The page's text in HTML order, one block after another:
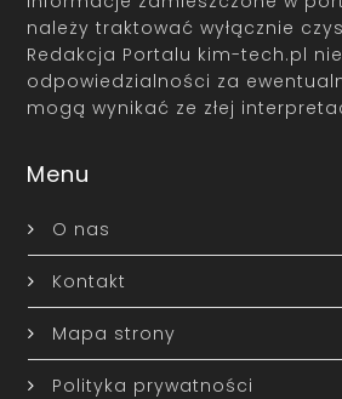
należy traktować wyłącznie
Redakcja Portalu kim-tech.pl
odpowiedzialności za
mogą wynikać ze złej
Menu
O nas
Kontakt
Mapa strony
Polityka prywatności